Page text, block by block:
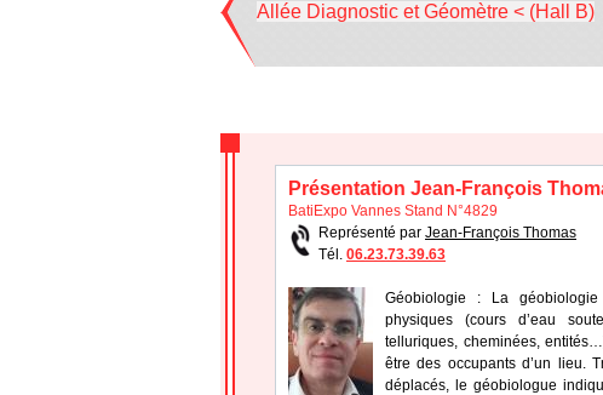
Allée Diagnostic et Géomètre < (Hall B)
Présentation Jean-François
BatiExpo Vannes Stand N°4829
Représenté par Jean-François Thomas
Tél. 06.23.73.39.63
Géobiologie : La
physiques (cours d’eau
telluriques, cheminées,
être des occupants d’un lieu.
déplacés, le géobiologue